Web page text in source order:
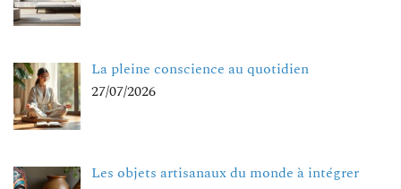
La pleine conscience au quotidien
27/07/2026
Les objets artisanaux du monde à intégrer